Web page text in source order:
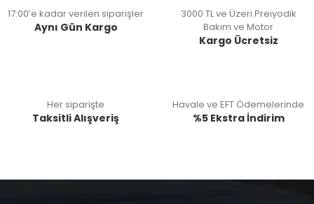
17:00’e kadar verilen siparişler
Aynı Gün Kargo
3000 TL ve Üzeri Preiyodik
Bakım ve Motor
Kargo Ücretsiz
Her siparişte
Taksitli Alışveriş
Havale ve EFT Ödemelerinde
%5 Ekstra İndirim